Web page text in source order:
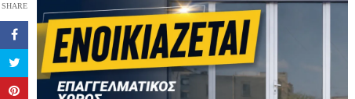
SHARE